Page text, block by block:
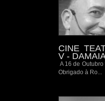
CINE
V -
A 16 de Outubro
Obrigado à Ro...